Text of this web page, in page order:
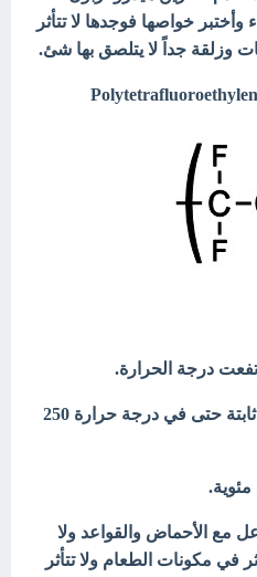
خواصها فوجدها لا تتأثر
وزلقة جداً لا يتلصق بها شئ.
درجة الحرارة.
تحتفظ بخواصها الفيزيائية ثابتة حتى في درجة حرارة 250
مع الأحماض والقواعد ولا
في مكونات الطعام ولا تتأثر